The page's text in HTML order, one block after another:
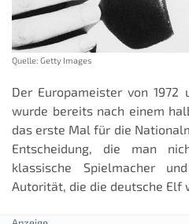
Quelle: Getty Images
Der Europameister von 1972
wurde bereits nach einem
das erste Mal für die
Entscheidung, die man
klassische Spielmacher
Autorität, die die deutsche Elf